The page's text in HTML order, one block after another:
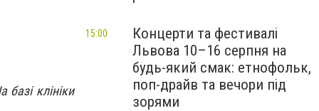
клініки
Концерти та фестивалі
Львова 10–16 серпня на
будь-який смак: етнофольк,
поп-драйв та вечори під
зорями
15:00